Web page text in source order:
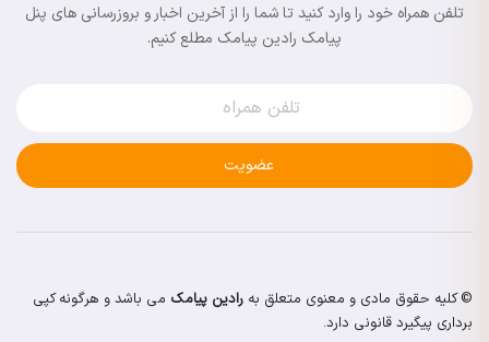
تلفن همراه خود را وارد کنید تا شما را از آخرین اخبار و بروزرسانی های پنل
پیامک رادین پیامک مطلع کنیم.
عضویت
© کلیه حقوق مادی و معنوی متعلق به رادین پیامک می باشد و هرگونه کپی
برداری پیگیرد قانونی دارد.